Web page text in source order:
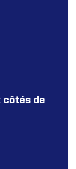
côtés de